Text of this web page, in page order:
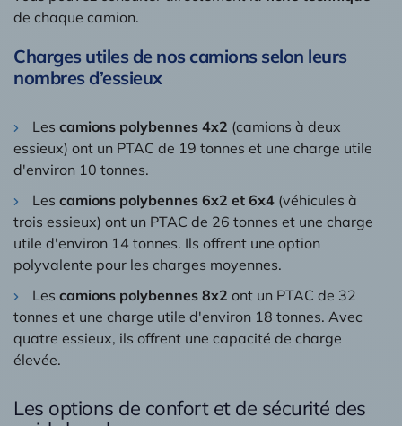
de chaque camion.
Charges utiles de nos camions selon leurs
nombres d’essieux
Les camions polybennes 4x2 (camions à deux
essieux) ont un PTAC de 19 tonnes et une charge utile
d'environ 10 tonnes.
Les camions polybennes 6x2 et 6x4 (véhicules à
trois essieux) ont un PTAC de 26 tonnes et une charge
utile d'environ 14 tonnes. Ils offrent une option
polyvalente pour les charges moyennes.
Les camions polybennes 8x2 ont un PTAC de 32
tonnes et une charge utile d'environ 18 tonnes. Avec
quatre essieux, ils offrent une capacité de charge
élevée.
Les options de confort et de sécurité des